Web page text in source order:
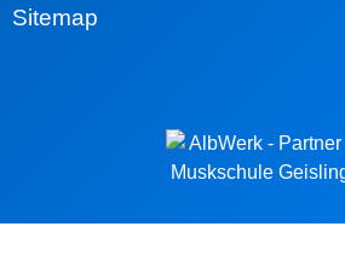
Sitemap